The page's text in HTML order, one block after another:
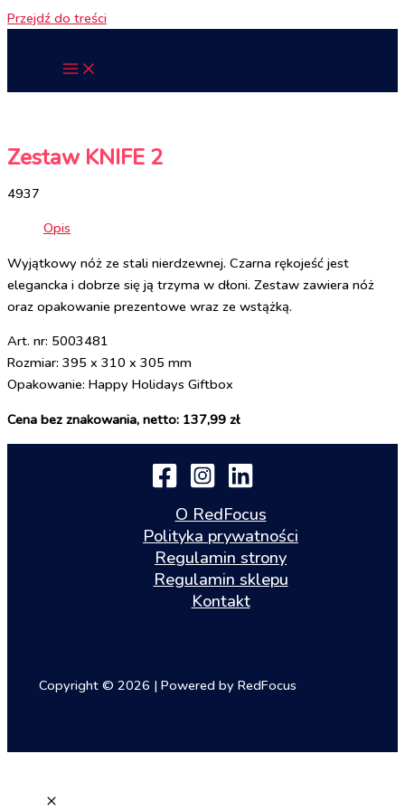
Przejdź do treści
Zestaw KNIFE 2
4937
Opis
Wyjątkowy nóż ze stali nierdzewnej. Czarna rękojeść jest
elegancka i dobrze się ją trzyma w dłoni. Zestaw zawiera nóż
oraz opakowanie prezentowe wraz ze wstążką.
Art. nr: 5003481
Rozmiar: 395 x 310 x 305 mm
Opakowanie: Happy Holidays Giftbox
Cena bez znakowania, netto: 137,99 zł
O RedFocus
Polityka prywatności
Regulamin strony
Regulamin sklepu
Kontakt
Copyright © 2026 | Powered by RedFocus